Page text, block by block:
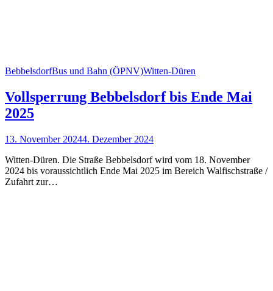
BebbelsdorfBus und Bahn (ÖPNV)Witten-Düren
Vollsperrung Bebbelsdorf bis Ende Mai
2025
13. November 20244. Dezember 2024
Witten-Düren. Die Straße Bebbelsdorf wird vom 18. November
2024 bis voraussichtlich Ende Mai 2025 im Bereich Walfischstraße /
Zufahrt zur…